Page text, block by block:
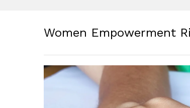
Women Empowerment